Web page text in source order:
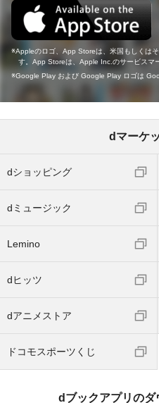
Appleのロゴ、App Storeは、米国もしくは
す。App Storeは、Apple Inc.のサービスマ
Google Play および Google Play ロゴは
dマーケ
dショッピング
dミュージック
Lemino
dヒッツ
dアニメストア
ドコモスポーツくじ
dブックアプリのダ